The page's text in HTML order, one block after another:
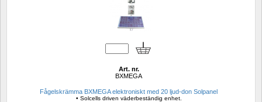
Art. nr.
BXMEGA
Fågelskrämma BXMEGA elektroniskt med 20 ljud-don Solpanel
• Solcells driven väderbeständig enhet.